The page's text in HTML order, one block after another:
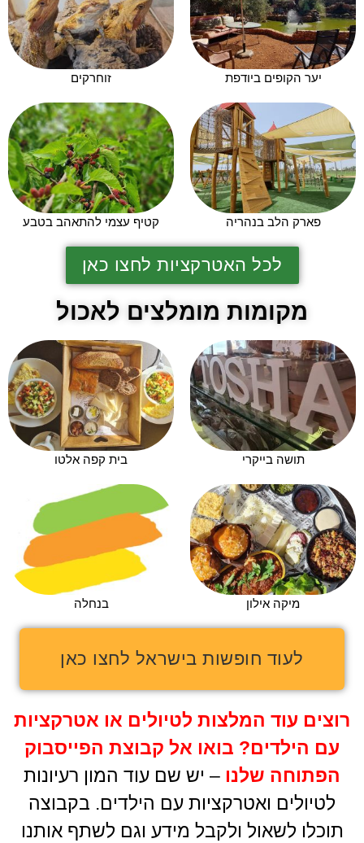
יער הקופים ביודפת זוחרקים
פארק הלב בנהריה קטיף עצמי להתאהב בטבע
לכל האטרקציות לחצו כאן
מקומות מומלצים לאכול
תושה בייקרי בית קפה אלטו
מיקה אילון בנחלה
לעוד חופשות בישראל לחצו כאן
רוצים עוד המלצות לטיולים או אטרקציות
עם הילדים? בואו אל קבוצת הפייסבוק
הפתוחה שלנו – יש שם עוד המון רעיונות
לטיולים ואטרקציות עם הילדים. בקבוצה
תוכלו לשאול ולקבל מידע וגם לשתף אותנו